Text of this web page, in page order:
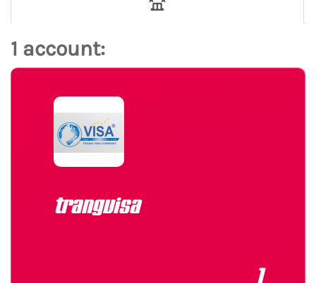
1 account:
trangvisa
1